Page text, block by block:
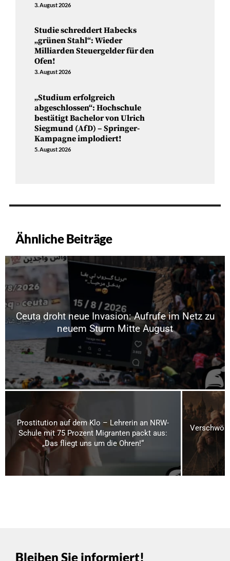
3. August 2026
Studie schreddert Habecks
„grünen Stahl“: Wieder
Milliarden Steuergelder für den
Ofen!
3. August 2026
„Studium erfolgreich
abgeschlossen“: Hochschule
bestätigt Bachelor von Ulrich
Siegmund (AfD) – Springer-
Kampagne implodiert!
5. August 2026
Ähnliche Beiträge
Ceuta droht neue Invasion: Aufrufe im Netz zu
neuem Sturm Mitte August
Prostitution auf dem Klo – Lehrerin an NRW-
Schule mit 75 Prozent Migranten packt aus:
„Das fliegt uns um die Ohren!“
Bleiben Sie informiert!